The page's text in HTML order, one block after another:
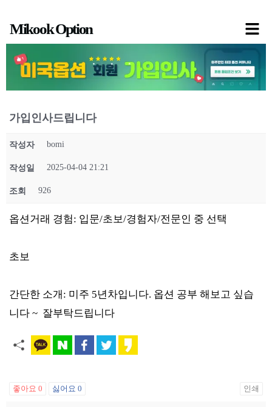
츠
Mikook Option
가입인사드립니다
작성자 bomi
작성일 2025-04-04 21:21
조회 926
옵션거래 경험: 입문/초보/경험자/전문인 중 선택
초보
간단한 소개: 미주 5년차입니다. 옵션 공부 해보고 싶습
니다 ~ 잘부탁드립니다
좋아요 0 싫어요 0 인쇄